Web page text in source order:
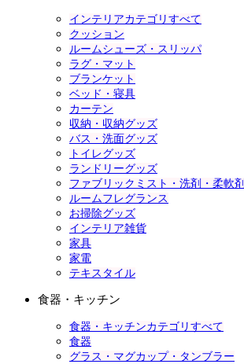
インテリアカテゴリすべて
クッション
ルームシューズ・スリッパ
ラグ・マット
ブランケット
ベッド・寝具
カーテン
収納・収納グッズ
バス・洗面グッズ
トイレグッズ
ランドリーグッズ
ファブリックミスト・洗剤・柔軟剤
ルームフレグランス
お掃除グッズ
インテリア雑貨
家具
家電
テキスタイル
食器・キッチン
食器・キッチンカテゴリすべて
食器
グラス・マグカップ・タンブラー